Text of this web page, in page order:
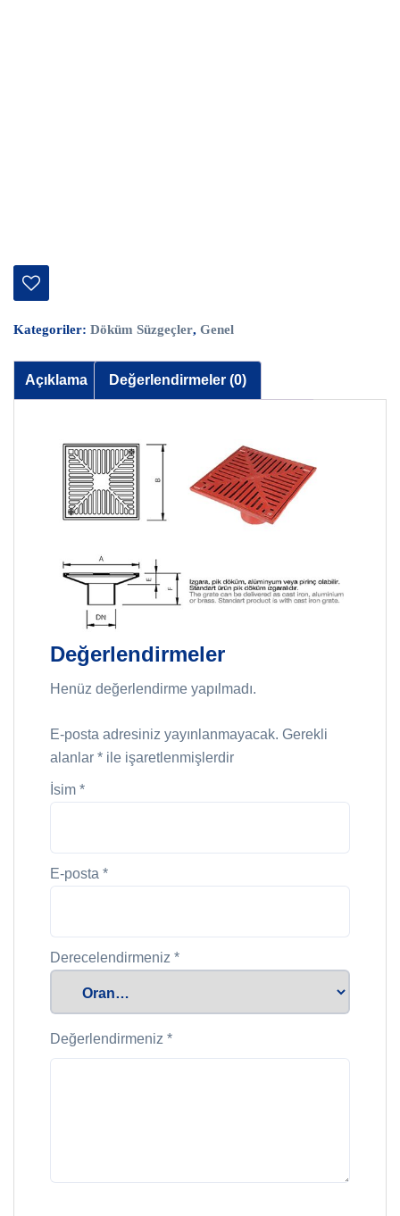
Kategoriler: Döküm Süzgeçler, Genel
Açıklama Değerlendirmeler (0)
Değerlendirmeler
Henüz değerlendirme yapılmadı.
E-posta adresiniz yayınlanmayacak. Gerekli
alanlar * ile işaretlenmişlerdir
İsim *
E-posta *
Derecelendirmeniz *
Değerlendirmeniz *